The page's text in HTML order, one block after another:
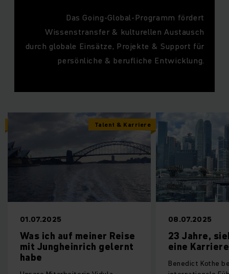
Das Going-Global-Programm fördert
Wissenstransfer & kulturellen Austausch
durch globale Einsätze, Projekte & Support für
persönliche & berufliche Entwicklung.
meiner Reise
gelernt
Talent &
23 Jahre, sieben Länder,
eine Karriere
Benedict Kothe berichtet über